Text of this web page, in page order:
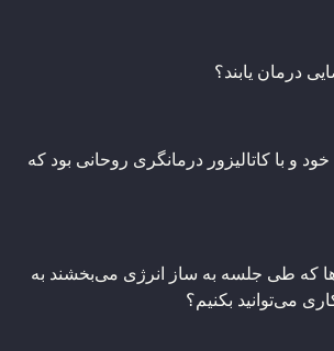
درمان یابند؟
و با کاتالیزور درمانگری روحانی بود که
که طی جلسه به ساز انرژی می‌بخشند به
می‌توانید بکنیم؟